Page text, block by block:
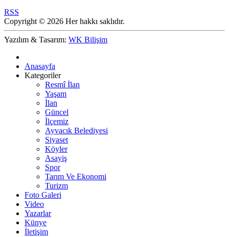
RSS
Copyright © 2026 Her hakkı saklıdır.
Yazılım & Tasarım: WK Bilişim
Anasayfa
Kategoriler
Resmî İlan
Yaşam
İlan
Güncel
İlçemiz
Ayvacık Belediyesi
Siyaset
Köyler
Asayiş
Spor
Tarım Ve Ekonomi
Turizm
Foto Galeri
Video
Yazarlar
Künye
İletişim